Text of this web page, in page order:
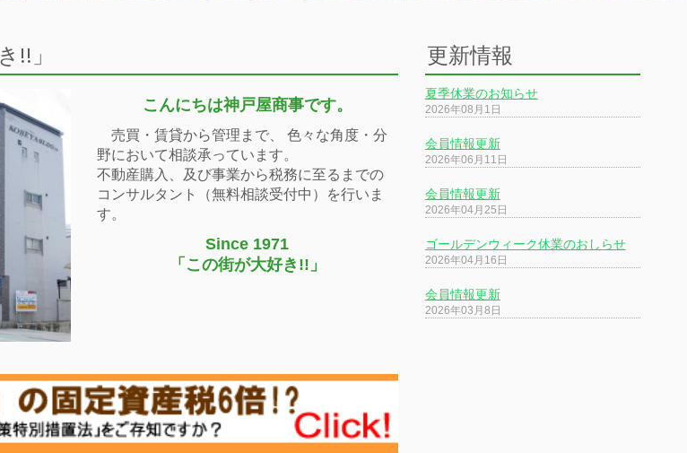
!!」
こんにちは神戸屋商事です。
売買・賃貸から管理まで、 色々な角度・分
野において相談承っています。
不動産購入、及び事業から税務に至るまでの
コンサルタント（無料相談受付中）を行いま
す。
Since 1971
「この街が大好き!!」
更新情報
夏季休業のお知らせ
2026年08月1日
会員情報更新
2026年06月11日
会員情報更新
2026年04月25日
ゴールデンウィーク休業のおしらせ
2026年04月16日
会員情報更新
2026年03月8日